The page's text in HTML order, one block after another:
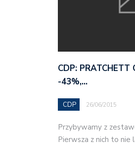
CDP: PRATCHETT
-43%,…
CDP 26/06/2015
Przybywamy z
Pierwsza z nich to nie